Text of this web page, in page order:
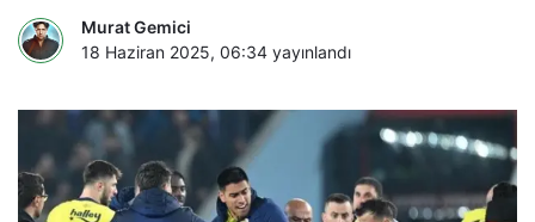
Murat Gemici
18 Haziran 2025, 06:34 yayınlandı